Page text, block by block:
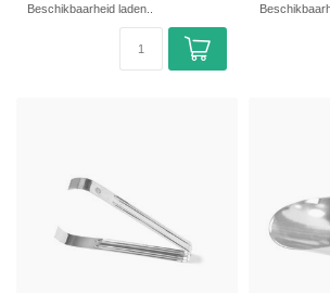
Beschikbaarheid laden..